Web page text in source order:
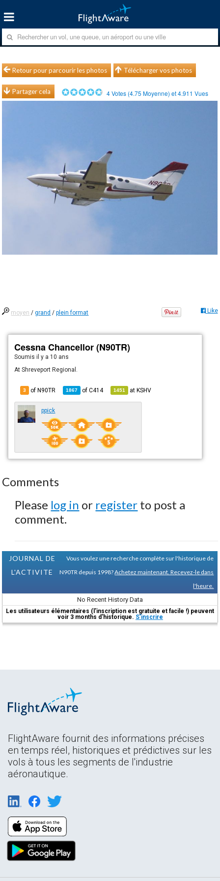
Retour pour parcourir les photos Télécharger vos photos
Partager cela 4Votes (4.75 Moyenne) et4.911 Vues
moyen /grand /plein format Like
Cessna Chancellor (N90TR)
Soumisil y a 10 ans
At Shreveport Regional.
3 of N90TR 1867 ofC414 1451 atKSHV
ppick
Comments
Please log in or register to post a
comment.
JOURNAL DE
L'ACTIVITE
Vous voulez une recherche complète sur l'historique de
N90TR depuis 1998?Achetez maintenant. Recevez-le dans
l'heure.
No Recent History Data
Les utilisateurs élémentaires (l'inscription est gratuite et facile !) peuvent
voir 3 months d'historique. S'inscrire
FlightAware fournit des informations précises
en temps réel, historiques et prédictives sur les
vols à tous les segments de l'industrie
aéronautique.